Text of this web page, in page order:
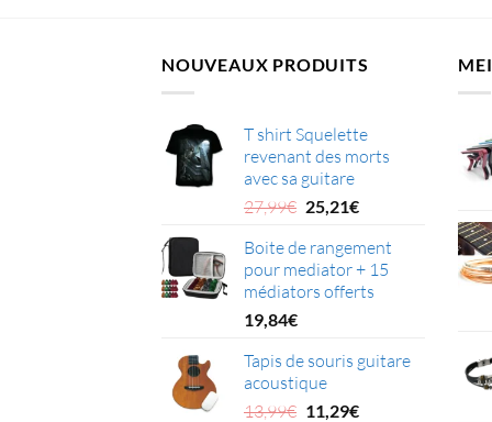
NOUVEAUX PRODUITS
T shirt Squelette
revenant des morts
avec sa guitare
27,99€ Le
initial
était :
27,99€.
25,21€Le
actuel
est :
25,21€.
Boite de rangement
pour mediator + 15
médiators offerts
19,84€
Tapis de souris guitare
acoustique
13,99€ Le
11,29€Le